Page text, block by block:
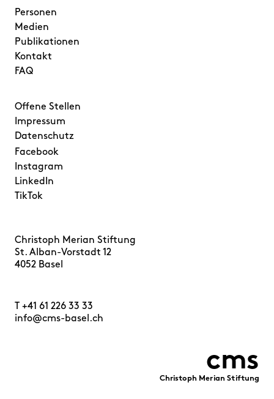
Personen
Medien
Publikationen
Kontakt
FAQ
Offene Stellen
Impressum
Datenschutz
Facebook
Instagram
LinkedIn
TikTok
Christoph Merian Stiftung
St. Alban-Vorstadt 12
4052 Basel
T +41 61 226 33 33
info@cms-basel.ch
cms
Christoph Merian Stiftung